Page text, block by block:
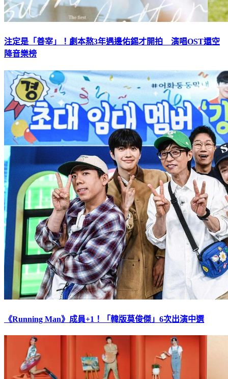
注定是「善宰」！劇本熬3年遇邊佑錫才開拍 演唱OST還空
降音樂榜
《Running Man》成員+1！「韓版莫俊傑」6次出演中選